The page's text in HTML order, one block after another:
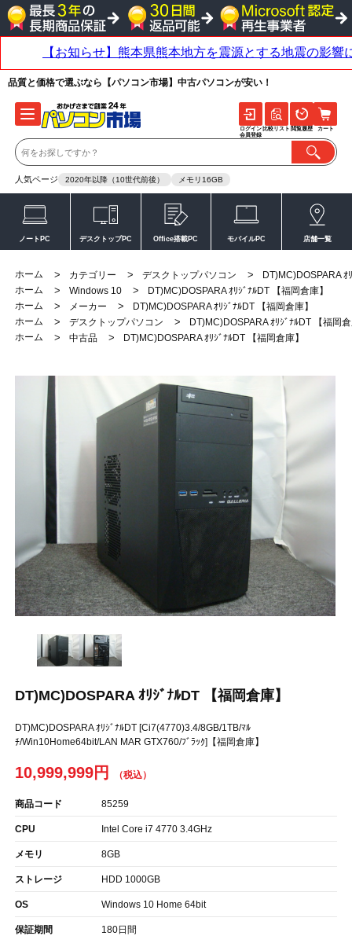
品質と価格で選ぶなら【パソコン市場】中古パソコンが安い！
人気ページ 2020年以降（10世代前後） メモリ16GB
ログイン
会員登録
比較リスト 閲覧履歴 カート
ノートPC デスクトップPC Office搭載PC モバイルPC 店舗一覧
ホーム > カテゴリー > デスクトップパソコン >
DT)MC)DOSPARA
ホーム
> Windows 10 >
DT)MC)DOSPARA ｵﾘｼﾞﾅﾙDT 【福岡倉庫】
ホーム
> メーカー >
DT)MC)DOSPARA ｵﾘｼﾞﾅﾙDT 【福岡倉庫】
ホーム
> デスクトップパソコン >
DT)MC)DOSPARA ｵﾘｼﾞﾅﾙDT 【福岡
ホーム
> 中古品 > DT)MC)DOSPARA ｵﾘｼﾞﾅﾙDT 【福岡倉庫】
DT)MC)DOSPARA ｵﾘｼﾞﾅﾙDT 【福岡倉庫】
DT)MC)DOSPARA ｵﾘｼﾞﾅﾙDT [Ci7(4770)3.4/8GB/1TB/ﾏﾙ
ﾁ/Win10Home64bit/LAN MAR GTX760/ﾌﾞﾗｯｸ]【福岡倉庫】
10,999,999円
商品コード 85259
CPU Intel Core i7 4770 3.4GHz
メモリ 8GB
ストレージ HDD 1000GB
OS Windows 10 Home 64bit
保証期間 180日間